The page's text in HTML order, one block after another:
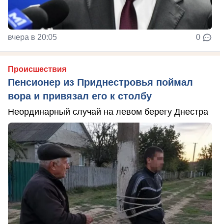
вчера в 20:05 0
Происшествия
Пенсионер из Приднестровья поймал
вора и привязал его к столбу
Неординарный случай на левом берегу Днестра